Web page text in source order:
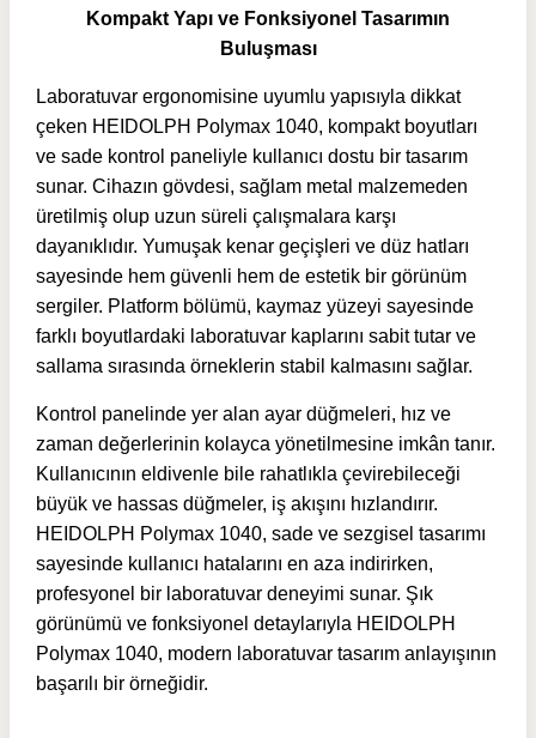
Kompakt Yapı ve Fonksiyonel Tasarımın
Buluşması
Laboratuvar ergonomisine uyumlu yapısıyla dikkat
çeken HEIDOLPH Polymax 1040, kompakt boyutları
ve sade kontrol paneliyle kullanıcı dostu bir tasarım
sunar. Cihazın gövdesi, sağlam metal malzemeden
üretilmiş olup uzun süreli çalışmalara karşı
dayanıklıdır. Yumuşak kenar geçişleri ve düz hatları
sayesinde hem güvenli hem de estetik bir görünüm
sergiler. Platform bölümü, kaymaz yüzeyi sayesinde
farklı boyutlardaki laboratuvar kaplarını sabit tutar ve
sallama sırasında örneklerin stabil kalmasını sağlar.
Kontrol panelinde yer alan ayar düğmeleri, hız ve
zaman değerlerinin kolayca yönetilmesine imkân tanır.
Kullanıcının eldivenle bile rahatlıkla çevirebileceği
büyük ve hassas düğmeler, iş akışını hızlandırır.
HEIDOLPH Polymax 1040, sade ve sezgisel tasarımı
sayesinde kullanıcı hatalarını en aza indirirken,
profesyonel bir laboratuvar deneyimi sunar. Şık
görünümü ve fonksiyonel detaylarıyla HEIDOLPH
Polymax 1040, modern laboratuvar tasarım anlayışının
başarılı bir örneğidir.